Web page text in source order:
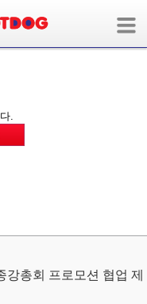
/ 앱모듈:collaboration )
.
강총회 프로모션 협업 제